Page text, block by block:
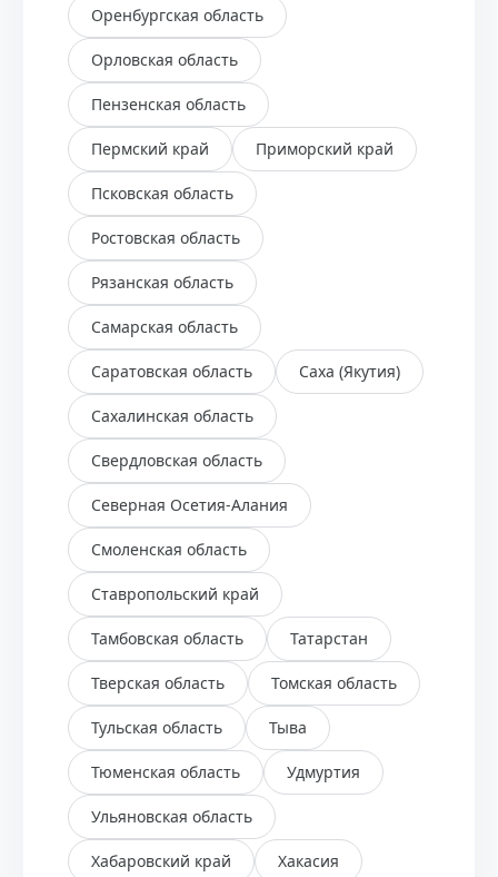
Оренбургская область
Орловская область
Пензенская область
Пермский край Приморский край
Псковская область
Ростовская область
Рязанская область
Самарская область
Саратовская область Саха (Якутия)
Сахалинская область
Свердловская область
Северная Осетия-Алания
Смоленская область
Ставропольский край
Тамбовская область Татарстан
Тверская область Томская область
Тульская область Тыва
Тюменская область Удмуртия
Ульяновская область
Хабаровский край Хакасия